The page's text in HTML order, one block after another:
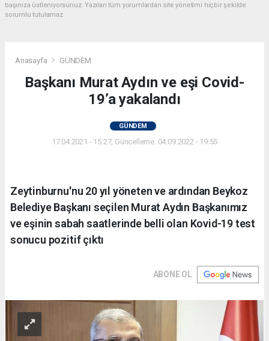
başınıza üstleniyorsunuz. Yazılan tüm yorumlardan site yönetimi hiçbir şekilde
sorumlu tutulamaz.
Anasayfa GÜNDEM
Başkanı Murat Aydın ve eşi Covid-
19’a yakalandı
GÜNDEM
17.04.2021 - 15:27, Güncelleme: 04.09.2022 - 19:55
Zeytinburnu'nu 20 yıl yöneten ve ardından Beykoz
Belediye Başkanı seçilen Murat Aydın Başkanımız
ve eşinin sabah saatlerinde belli olan Kovid-19 test
sonucu pozitif çıktı
ABONE OL